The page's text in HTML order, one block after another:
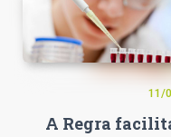
11/
A Regra